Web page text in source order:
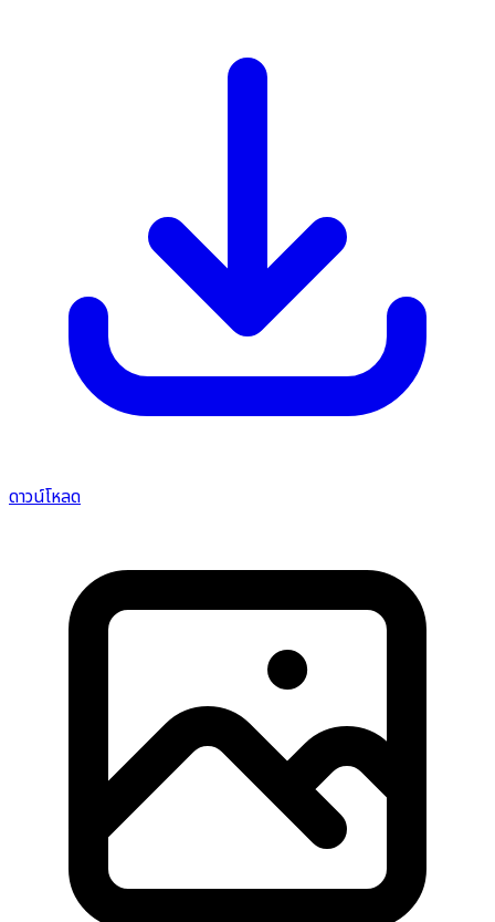
ดาวน์โหลด